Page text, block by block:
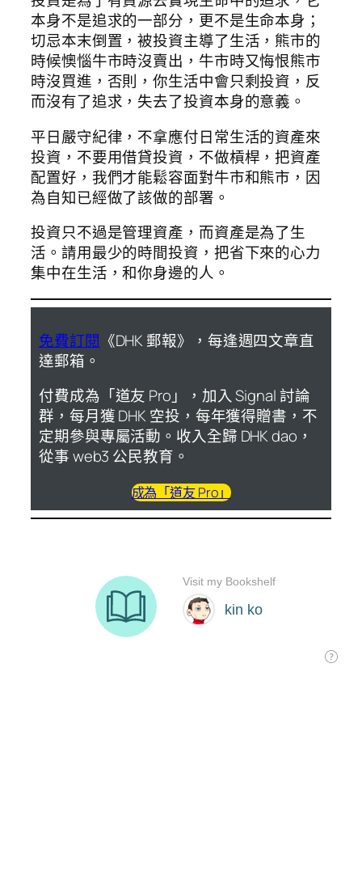
本身不是追求的一部分，更不是生命本身；
切忌本末倒置，被投資主導了生活，熊市的
時候懊惱牛市時沒賣出，牛市時又悔恨熊市
時沒買進，否則，你生活中會只剩投資，反
而沒有了追求，失去了投資本身的意義。
平日嚴守紀律，不拿應付日常生活的資產來
投資，不要用借貸投資，不做槓桿，把資產
配置好，我們才能鬆容面對牛市和熊市，因
為自知已經做了該做的部署。
投資只不過是管理資產，而資產是為了生
活。請用最少的時間投資，把省下來的心力
集中在生活，和你身邊的人。
免費訂閱 《DHK 郵報》，每逢週四文章直
達郵箱。
付費成為「道友 Pro」，加入 Signal 討論
群，每月獲 DHK 空投，每年獲得贈書，不
定期參與專屬活動。收入全歸 DHK dao，
從事 web3 公民教育。
成為「道友 Pro」